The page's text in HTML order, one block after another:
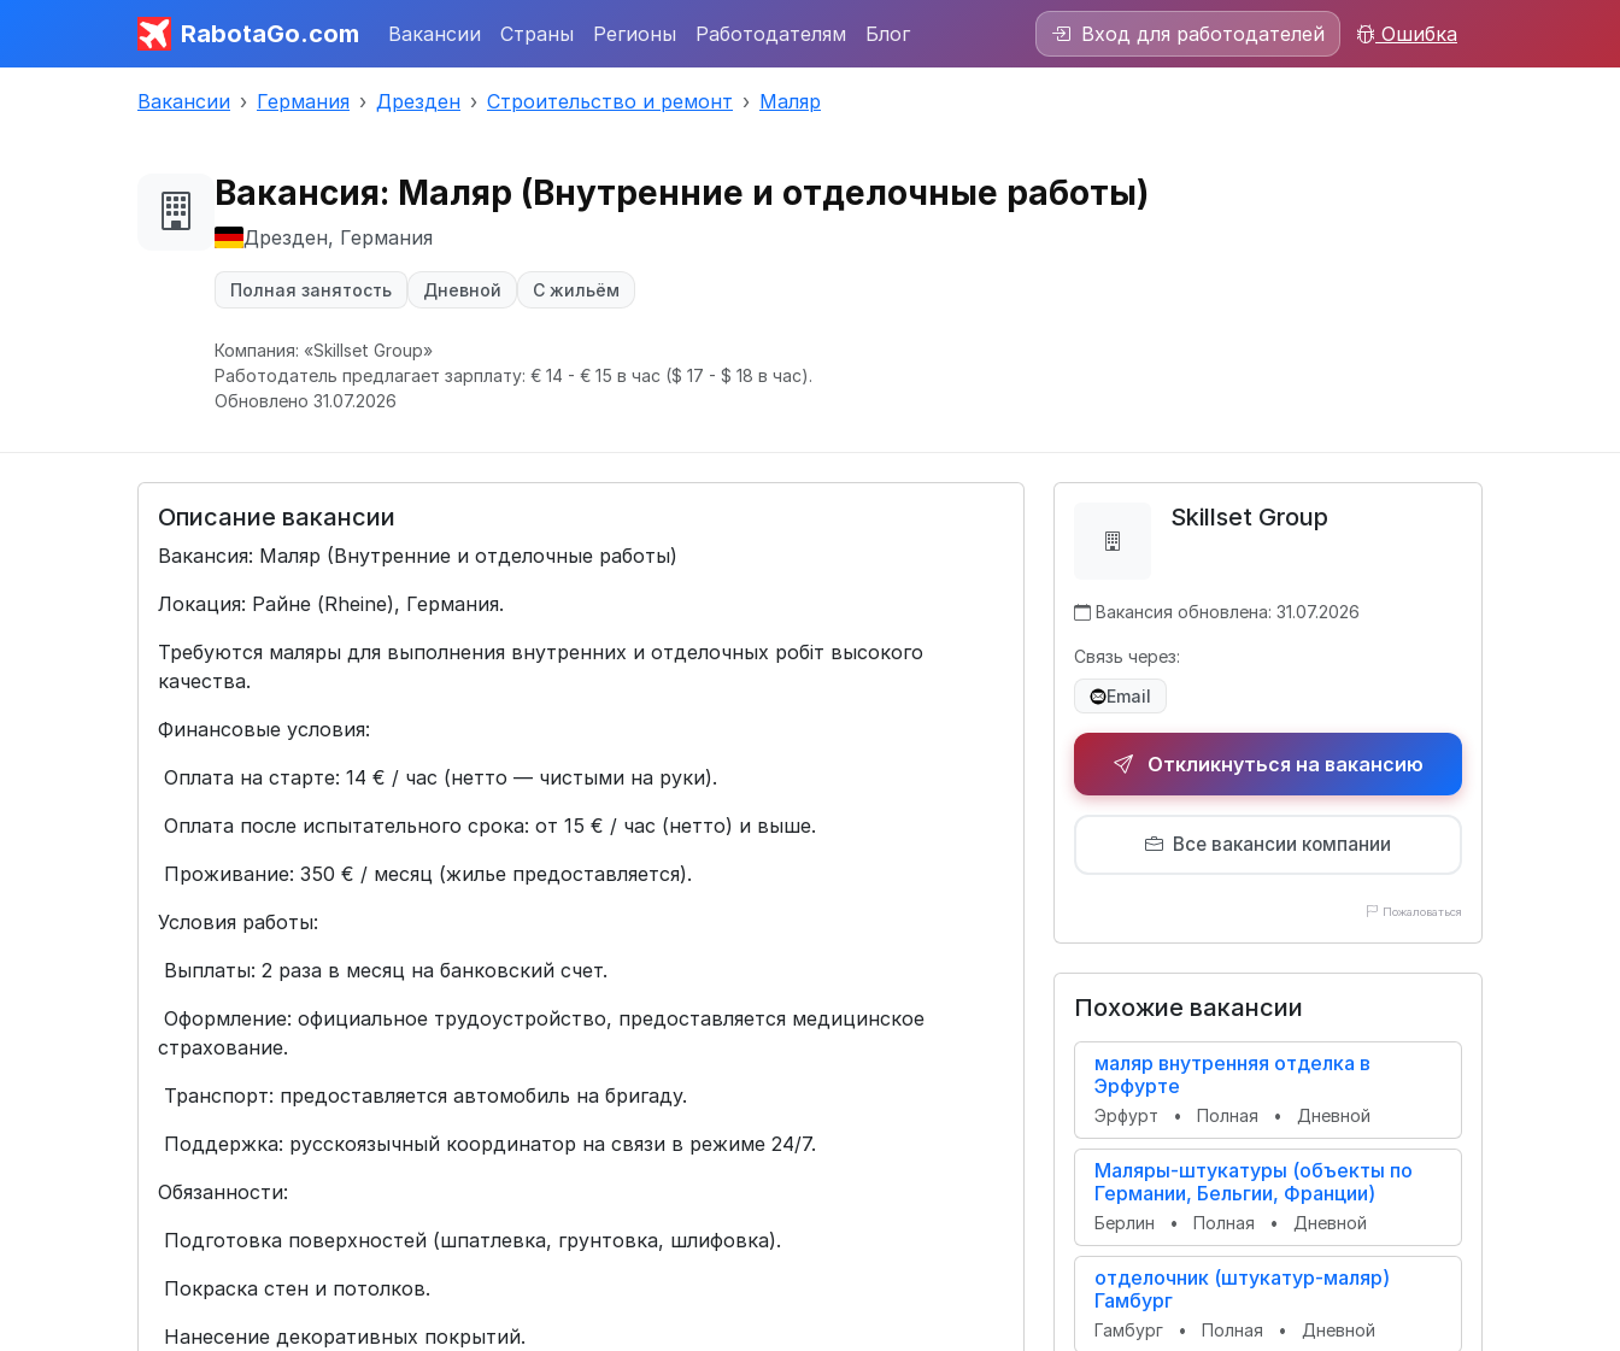
RabotaGo.com Вакансии Страны Регионы Работодателям Блог Вход для работодателей Ошибка
Вакансии Германия Дрезден Строительство и ремонт Маляр
Вакансия: Маляр (Внутренние и отделочные работы)
Дрезден, Германия
Полная занятость Дневной С жильём
Компания: «Skillset Group»
Работодатель предлагает зарплату: € 14 - € 15 в час ($ 17 - $ 18 в час).
Обновлено 31.07.2026
Описание вакансии
Вакансия: Маляр (Внутренние и отделочные работы)
Локация: Райне (Rheine), Германия.
Требуются маляры для выполнения внутренних и отделочных робіт высокого
качества.
Финансовые условия:
Оплата на старте: 14 € / час (нетто — чистыми на руки).
Оплата после испытательного срока: от 15 € / час (нетто) и выше.
Проживание: 350 € / месяц (жилье предоставляется).
Условия работы:
Выплаты: 2 раза в месяц на банковский счет.
Оформление: официальное трудоустройство, предоставляется медицинское
страхование.
Транспорт: предоставляется автомобиль на бригаду.
Поддержка: русскоязычный координатор на связи в режиме 24/7.
Обязанности:
Подготовка поверхностей (шпатлевка, грунтовка, шлифовка).
Покраска стен и потолков.
Нанесение декоративных покрытий.
Skillset Group
Вакансия обновлена: 31.07.2026
Связь через:
Email
Откликнуться на вакансию
Все вакансии компании
Пожаловаться
Похожие вакансии
маляр внутренняя отделка в
Эрфурте
Эрфурт • Полная • Дневной
Маляры-штукатуры (объекты по
Германии, Бельгии, Франции)
Берлин • Полная • Дневной
отделочник (штукатур-маляр)
Гамбург
Гамбург • Полная • Дневной